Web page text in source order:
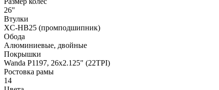
26"
Втулки
XC-HB25 (промподшипник)
Обода
Алюминиевые, двойные
Покрышки
Wanda P1197, 26x2.125" (22TPI)
Ростовка рамы
14